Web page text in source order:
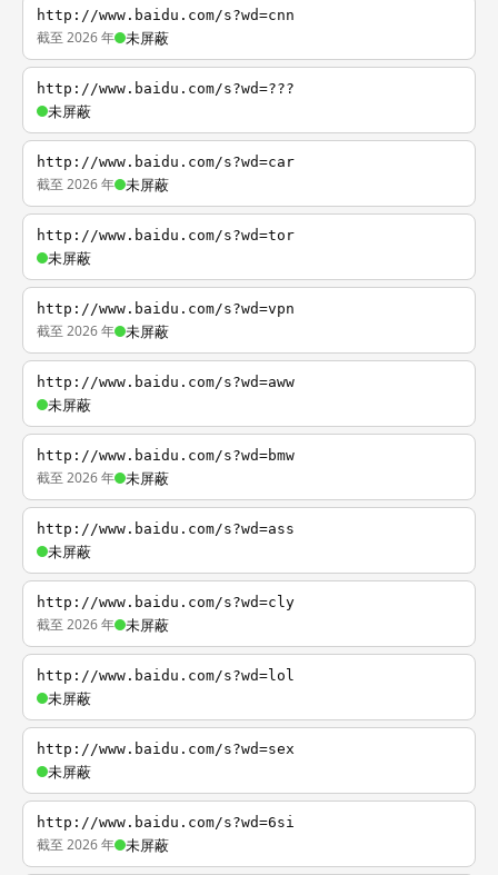
http://www.baidu.com/s?wd=cnn
截至 2026 年 未屏蔽
http://www.baidu.com/s?wd=???
未屏蔽
http://www.baidu.com/s?wd=car
截至 2026 年 未屏蔽
http://www.baidu.com/s?wd=tor
未屏蔽
http://www.baidu.com/s?wd=vpn
截至 2026 年 未屏蔽
http://www.baidu.com/s?wd=aww
未屏蔽
http://www.baidu.com/s?wd=bmw
截至 2026 年 未屏蔽
http://www.baidu.com/s?wd=ass
未屏蔽
http://www.baidu.com/s?wd=cly
截至 2026 年 未屏蔽
http://www.baidu.com/s?wd=lol
未屏蔽
http://www.baidu.com/s?wd=sex
未屏蔽
http://www.baidu.com/s?wd=6si
截至 2026 年 未屏蔽